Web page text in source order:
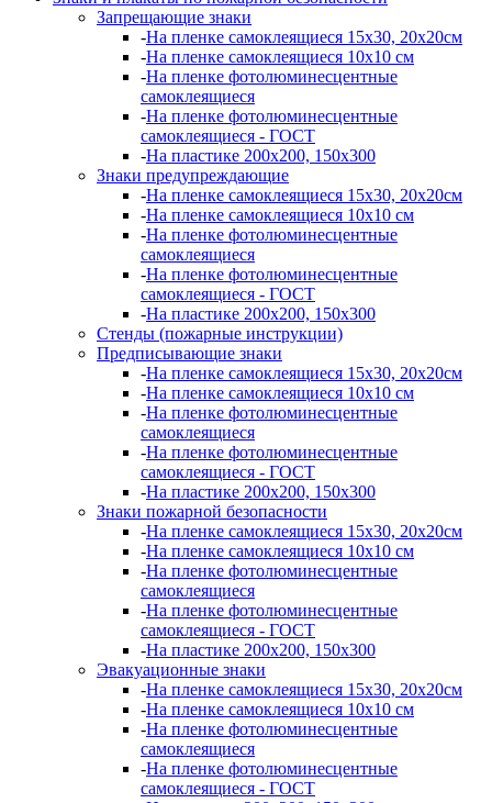
Запрещающие знаки
-На пленке самоклеящиеся 15х30, 20х20см
-На пленке самоклеящиеся 10х10 см
-На пленке фотолюминесцентные
самоклеящиеся
-На пленке фотолюминесцентные
самоклеящиеся - ГОСТ
-На пластике 200х200, 150х300
Знаки предупреждающие
-На пленке самоклеящиеся 15х30, 20х20см
-На пленке самоклеящиеся 10х10 см
-На пленке фотолюминесцентные
самоклеящиеся
-На пленке фотолюминесцентные
самоклеящиеся - ГОСТ
-На пластике 200х200, 150х300
Стенды (пожарные инструкции)
Предписывающие знаки
-На пленке самоклеящиеся 15х30, 20х20см
-На пленке самоклеящиеся 10х10 см
-На пленке фотолюминесцентные
самоклеящиеся
-На пленке фотолюминесцентные
самоклеящиеся - ГОСТ
-На пластике 200х200, 150х300
Знаки пожарной безопасности
-На пленке самоклеящиеся 15х30, 20х20см
-На пленке самоклеящиеся 10х10 см
-На пленке фотолюминесцентные
самоклеящиеся
-На пленке фотолюминесцентные
самоклеящиеся - ГОСТ
-На пластике 200х200, 150х300
Эвакуационные знаки
-На пленке самоклеящиеся 15х30, 20х20см
-На пленке самоклеящиеся 10х10 см
-На пленке фотолюминесцентные
самоклеящиеся
-На пленке фотолюминесцентные
самоклеящиеся - ГОСТ